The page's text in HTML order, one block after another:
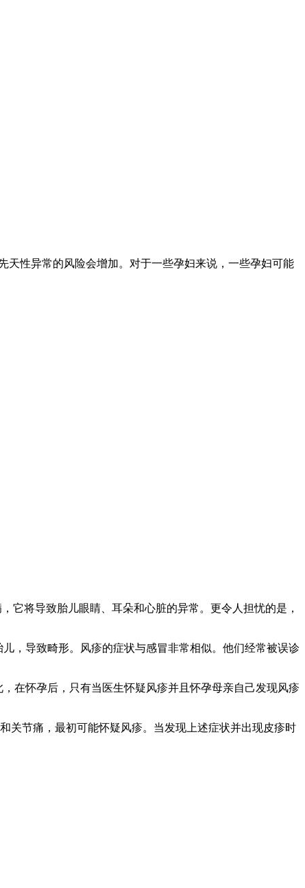
性异常的风险会增加。对于一些孕妇来说，一些孕妇可能
将导致胎儿眼睛、耳朵和心脏的异常。更令人担忧的是，
，导致畸形。风疹的症状与感冒非常相似。他们经常被误诊
怀孕后，只有当医生怀疑风疹并且怀孕母亲自己发现风疹
节痛，最初可能怀疑风疹。当发现上述症状并出现皮疹时